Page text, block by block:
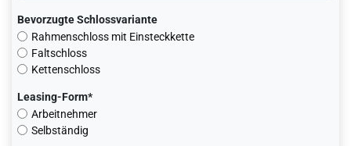
Bevorzugte Schlossvariante
Rahmenschloss mit Einsteckkette
Faltschloss
Kettenschloss
Leasing-Form*
Arbeitnehmer
Selbständig